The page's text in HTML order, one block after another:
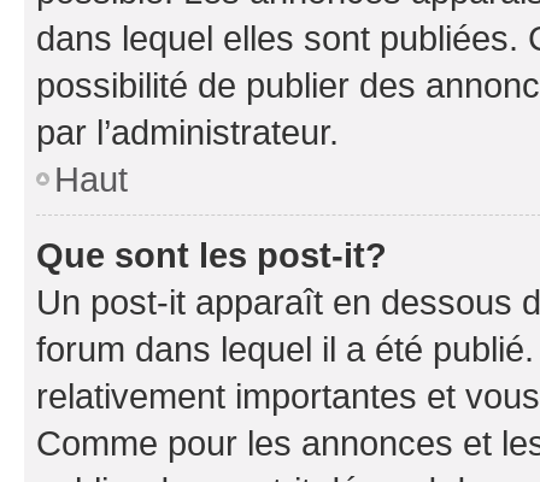
dans lequel elles sont publiées.
possibilité de publier des
par l’administrateur.
Haut
Que sont les post-it?
Un post-it apparaît en dessous
forum dans lequel il a été
relativement importantes et
Comme pour les annonces et